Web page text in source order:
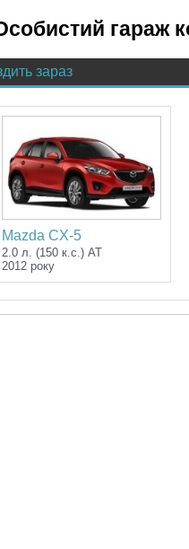
гараж
зараз
Mazda CX-5
2.0 л. (150 к.с.) AT
2012 року